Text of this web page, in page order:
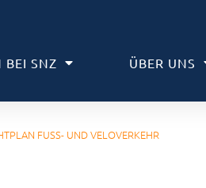
BEI SNZ ÜBER UNS
FUSS- UND VELOVERKEHR